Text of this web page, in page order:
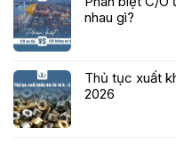
nhau gì?
Thủ tục xuất
2026